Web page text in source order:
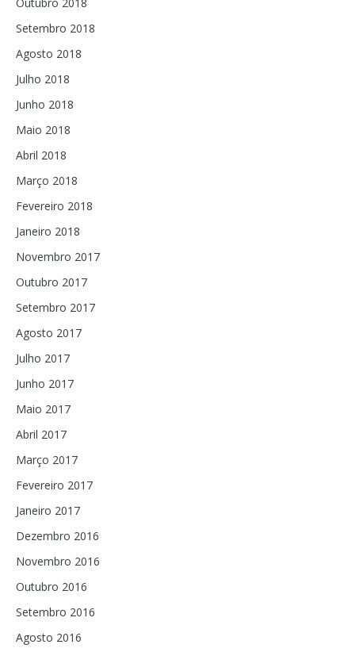
Setembro 2018
Agosto 2018
Julho 2018
Junho 2018
Maio 2018
Abril 2018
Março 2018
Fevereiro 2018
Janeiro 2018
Novembro 2017
Outubro 2017
Setembro 2017
Agosto 2017
Julho 2017
Junho 2017
Maio 2017
Abril 2017
Março 2017
Fevereiro 2017
Janeiro 2017
Dezembro 2016
Novembro 2016
Outubro 2016
Setembro 2016
Agosto 2016